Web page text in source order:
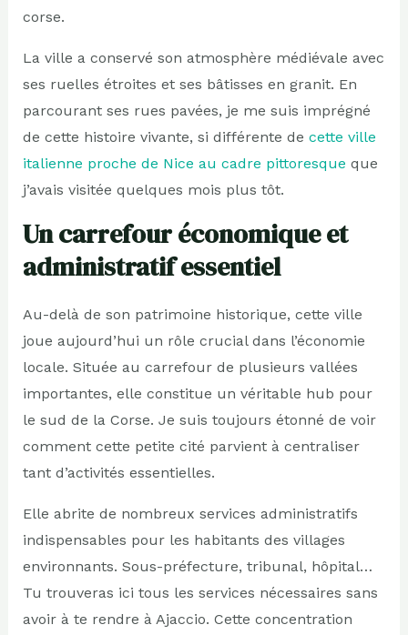
corse.
La ville a conservé son atmosphère médiévale avec
ses ruelles étroites et ses bâtisses en granit. En
parcourant ses rues pavées, je me suis imprégné
de cette histoire vivante, si différente de cette ville
italienne proche de Nice au cadre pittoresque que
j’avais visitée quelques mois plus tôt.
Un carrefour économique et
administratif essentiel
Au-delà de son patrimoine historique, cette ville
joue aujourd’hui un rôle crucial dans l’économie
locale. Située au carrefour de plusieurs vallées
importantes, elle constitue un véritable hub pour
le sud de la Corse. Je suis toujours étonné de voir
comment cette petite cité parvient à centraliser
tant d’activités essentielles.
Elle abrite de nombreux services administratifs
indispensables pour les habitants des villages
environnants. Sous-préfecture, tribunal, hôpital…
Tu trouveras ici tous les services nécessaires sans
avoir à te rendre à Ajaccio. Cette concentration